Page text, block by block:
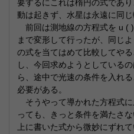
要するにこれは楕円の式であ
動は起きず、水星は永遠に同
前回は測地線の方程式を u (
まで変形して行ったが、同じ
の式を当てはめて比較してや
し、今回求めようとしている
ら、途中で光速の条件を入れ
必要がある。
そうやって導かれた方程式
っても、きっと条件を満たさ
上に書いた式から微妙にずれ